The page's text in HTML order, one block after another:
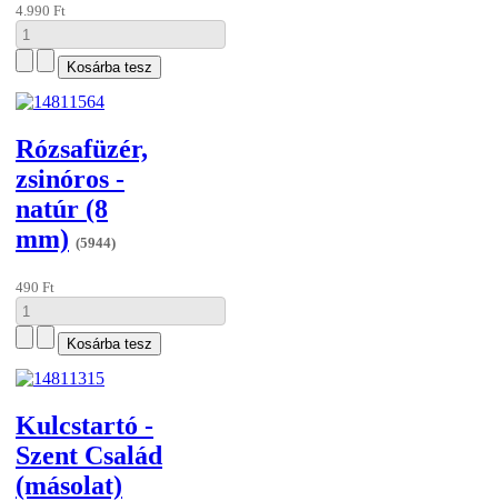
4.990 Ft
Rózsafüzér,
zsinóros -
natúr (8
mm) (5944)
490 Ft
Kulcstartó -
Szent Család
(másolat)